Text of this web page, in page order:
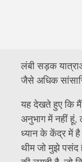
लंबी सड़क
जैसे अधिक
यह देखते हुए कि
अनुभाग में नहीं
ध्यान के केंद्र में
थीम जो मुझे